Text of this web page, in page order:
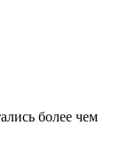
более чем